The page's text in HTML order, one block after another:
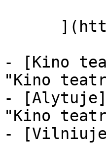
- [Kino
"Kino
-
"Kino
-